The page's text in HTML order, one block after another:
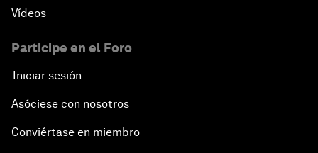
Vídeos
Participe en el Foro
Iniciar sesión
Asóciese con nosotros
Conviértase en miembro